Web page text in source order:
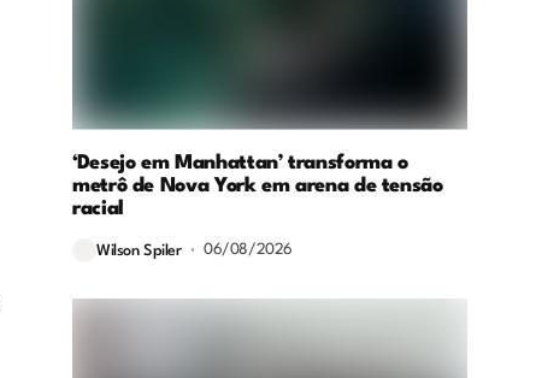
‘Desejo em Manhattan’ transforma o
metrô de Nova York em arena de tensão
racial
Wilson Spiler 06/08/2026